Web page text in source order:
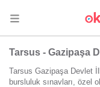
Tarsus - Gazipaşa
Tarsus Gazipaşa Devlet
bursluluk sınavları, özel